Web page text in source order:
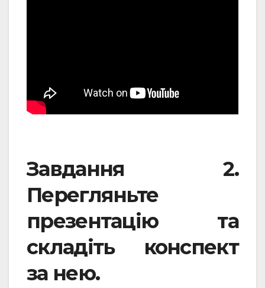
Завдання 2.
Перегляньте
презентацію та
складіть конспект
за нею.